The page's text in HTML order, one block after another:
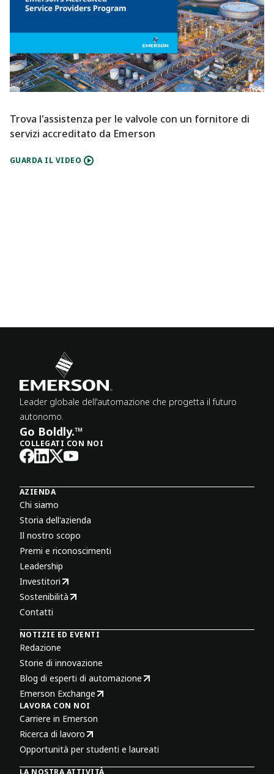
Trova l'assistenza per le valvole con un fornitore di
servizi accreditato da Emerson
GUARDA IL VIDEO
Leader globale dell'automazione che progetta il futuro
autonomo.
Go Boldly.™
COLLEGATI CON NOI
AZIENDA
Chi siamo
Storia dell'azienda
Il nostro scopo
Premi e riconoscimenti
Leadership
Investitori
Sostenibilità
Contatti
NOTIZIE ED EVENTI
Redazione
Storie di innovazione
Blog di esperti di automazione
Emerson Exchange
LAVORA CON NOI
Carriere in Emerson
Ricerca di lavoro
Opportunità per studenti e laureati